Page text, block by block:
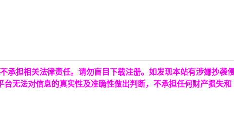
承担相关法律责任。请勿盲目下载注册。如发现本站有涉嫌抄袭
无法对信息的真实性及准确性做出判断，不承担任何财产损失和